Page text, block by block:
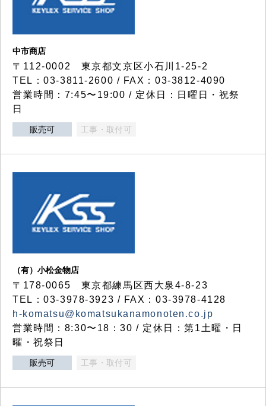
中市商店
〒112-0002 東京都文京区小石川1-25-2
TEL：03-3811-2600 / FAX：03-3812-4090
営業時間：7:45〜19:00 / 定休日：日曜日・祝祭
日
販売可 工事・取付可
（有）小松金物店
〒178-0065 東京都練馬区西大泉4-8-23
TEL：03-3978-3923 / FAX：03-3978-4128
h-komatsu@komatsukanamonoten.co.jp
営業時間：8:30〜18：30 / 定休日：第1土曜・日
曜・祝祭日
販売可 工事・取付可